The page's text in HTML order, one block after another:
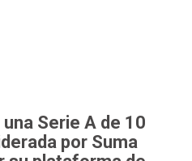
Serie A de 10
por Suma